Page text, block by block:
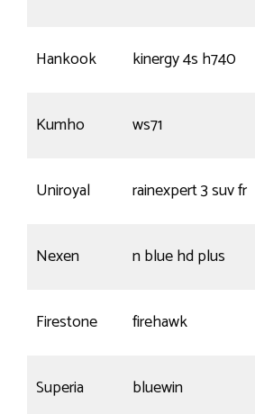
Hankook kinergy 4s h740
Kumho ws71
Uniroyal rainexpert 3 suv fr
Nexen n blue hd plus
Firestone firehawk
Superia bluewin